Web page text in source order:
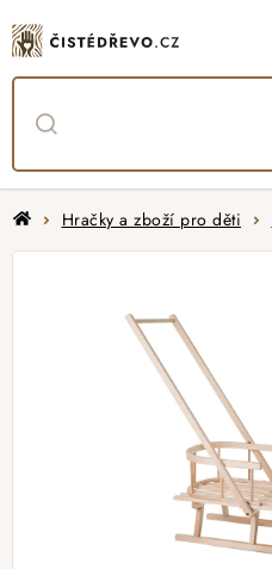
na
obsah
DomůHračky a zboží pro děti